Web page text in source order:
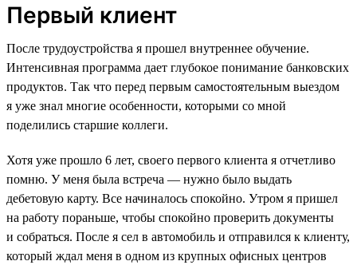
Первый клиент
После трудоустройства я прошел внутреннее обучение.
Интенсивная программа дает глубокое понимание банковских
продуктов. Так что перед первым самостоятельным выездом
я уже знал многие особенности, которыми со мной
поделились старшие коллеги.
Хотя уже прошло 6 лет, своего первого клиента я отчетливо
помню. У меня была встреча — нужно было выдать
дебетовую карту. Все начиналось спокойно. Утром я пришел
на работу пораньше, чтобы спокойно проверить документы
и собраться. После я сел в автомобиль и отправился к клиенту,
который ждал меня в одном из крупных офисных центров